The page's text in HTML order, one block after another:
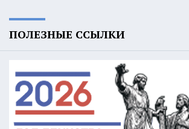
ПОЛЕЗНЫЕ ССЫЛКИ